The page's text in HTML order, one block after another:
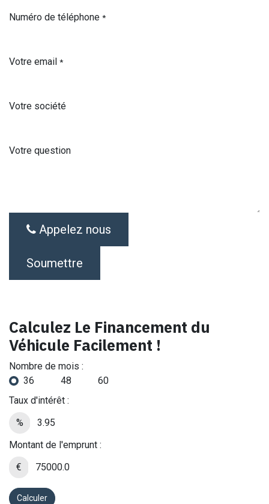
Numéro de téléphone *
Votre email *
Votre société
Votre question
Appelez nous
Soumettre
Calculez Le Financement du
Véhicule Facilement !
Nombre de mois :
36
48
60
Taux d'intérêt :
%
Montant de l'emprunt :
€
Calculer